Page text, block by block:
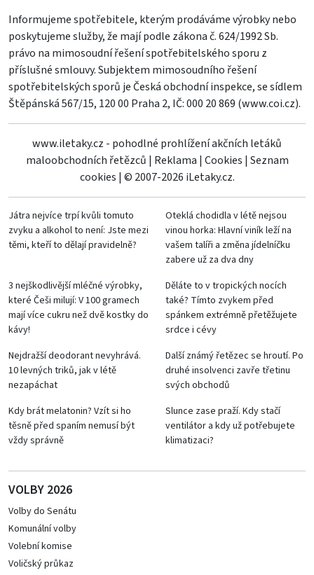
Informujeme spotřebitele, kterým prodáváme výrobky nebo
poskytujeme služby, že mají podle zákona č. 624/1992 Sb.
právo na mimosoudní řešení spotřebitelského sporu z
příslušné smlouvy. Subjektem mimosoudního řešení
spotřebitelských sporů je Česká obchodní inspekce, se sídlem
Štěpánská 567/15, 120 00 Praha 2, IČ: 000 20 869 (www.coi.cz).
www.iletaky.cz - pohodlné prohlížení akčních letáků
maloobchodních řetězců | Reklama | Cookies | Seznam
cookies | © 2007-2026 iLetaky.cz.
Játra nejvíce trpí kvůli tomuto
zvyku a alkohol to není: Jste mezi
těmi, kteří to dělají pravidelně?
Oteklá chodidla v létě nejsou
vinou horka: Hlavní viník leží na
vašem talíři a změna jídelníčku
zabere už za dva dny
3 nejškodlivější mléčné výrobky,
které Češi milují: V 100 gramech
mají více cukru než dvě kostky do
kávy!
Děláte to v tropických nocích
také? Tímto zvykem před
spánkem extrémně přetěžujete
srdce i cévy
Nejdražší deodorant nevyhrává.
10 levných triků, jak v létě
nezapáchat
Další známý řetězec se hroutí. Po
druhé insolvenci zavře třetinu
svých obchodů
Kdy brát melatonin? Vzít si ho
těsně před spaním nemusí být
vždy správně
Slunce zase praží. Kdy stačí
ventilátor a kdy už potřebujete
klimatizaci?
VOLBY 2026
Volby do Senátu
Komunální volby
Volební komise
Voličský průkaz